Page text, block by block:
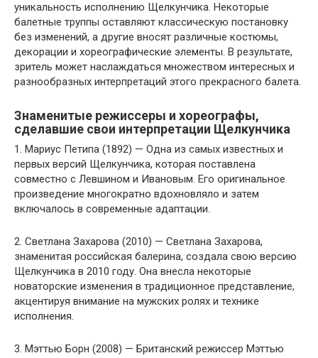
уникальность исполнению Щелкунчика. Некоторые
балетные труппы оставляют классическую постановку
без изменений, а другие вносят различные костюмы,
декорации и хореографические элементы. В результате,
зритель может наслаждаться множеством интересных и
разнообразных интерпретаций этого прекрасного балета.
Знаменитые режиссеры и хореографы,
сделавшие свои интерпретации Щелкунчика
1. Мариус Петипа (1892) — Одна из самых известных и
первых версий Щелкунчика, которая поставлена
совместно с Левшином и Ивановым. Его оригинальное
произведение многократно вдохновляло и затем
включалось в современные адаптации.
2. Светлана Захарова (2010) — Светлана Захарова,
знаменитая российская балерина, создала свою версию
Щелкунчика в 2010 году. Она внесла некоторые
новаторские изменения в традиционное представление,
акцентируя внимание на мужских ролях и технике
исполнения.
3. Мэттью Борн (2008) — Британский режиссер Мэттью